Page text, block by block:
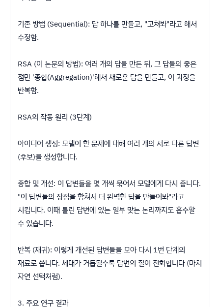
​기존 방법 (Sequential): 답 하나를 만들고, "고쳐봐"라고 해서
수정함.
​RSA (이 논문의 방법): 여러 개의 답을 만든 뒤, 그 답들의 좋은
점만 '종합(Aggregation)'해서 새로운 답을 만들고, 이 과정을
반복함.
​RSA의 작동 원리 (3단계)
​아이디어 생성: 모델이 한 문제에 대해 여러 개의 서로 다른 답변
(후보)을 생성합니다.
​종합 및 개선: 이 답변들을 몇 개씩 묶어서 모델에게 다시 줍니다.
"이 답변들의 장점을 합쳐서 더 완벽한 답을 만들어봐"라고
시킵니다. 이때 틀린 답변에 있는 일부 맞는 논리까지도 흡수할
수 있습니다.
​반복 (재귀): 이렇게 개선된 답변들을 모아 다시 1번 단계의
재료로 씁니다. 세대가 거듭될수록 답변의 질이 진화합니다 (마치
자연 선택처럼).
​3. 주요 연구 결과